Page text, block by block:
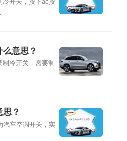
冷开关，按下ac按
意思？
冷开关，需要制
？
汽车空调开关，实